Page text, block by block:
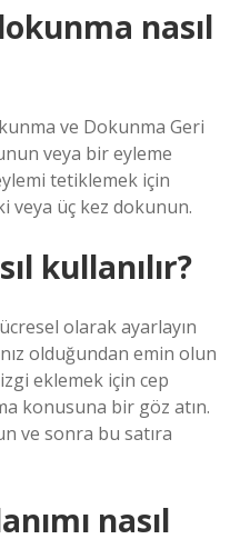
nasıl
ve Dokunma Geri
veya bir eyleme
tetiklemek için
veya üç kez dokunun.
kullanılır?
olarak ayarlayın
olduğundan emin olun
eklemek için cep
konusuna bir göz atın.
ve sonra bu satıra
nasıl